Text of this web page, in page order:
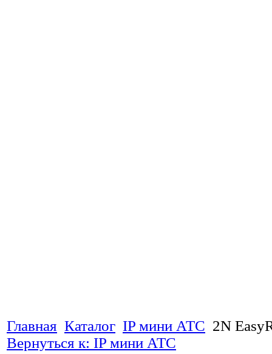
Главная Каталог IP мини АТС 2N
Вернуться к: IP мини АТС